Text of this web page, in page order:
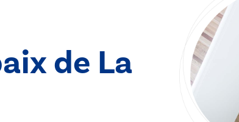
de La